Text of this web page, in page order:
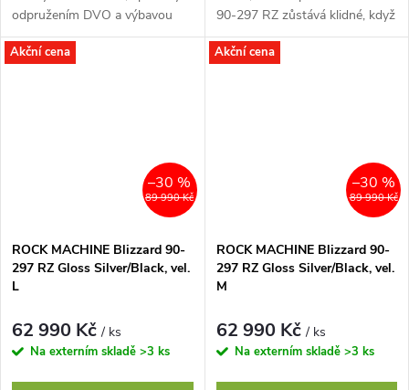
odpružením DVO a výbavou
doladěnou pro celodenní
zábavu na trailu. Díky vlastnímu
90-297 RZ zůstává klidné, když
trail zdivočí, díky Enduro
Advanced Geometry a
Akční cena
89 990 Kč
–30 %
ROCK MACHINE Blizzard 90-
297 RZ Gloss Silver/Black, vel.
L
62 990 Kč/ ks
Na externím skladě >3 ks
Akční cena
89 990 Kč
–30 %
ROCK MACHINE Blizzard 90-
297 RZ Gloss Silver/Black, vel.
M
62 990 Kč/ ks
Na externím skladě >3 ks